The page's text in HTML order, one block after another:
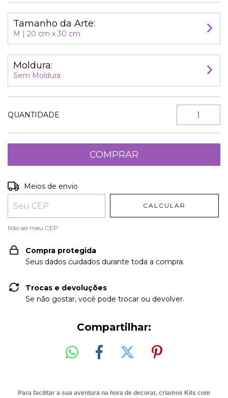
Tamanho da Arte:
M | 20 cm x 30 cm
Moldura:
Sem Moldura
QUANTIDADE
Entregas para o CEP:
Meios de envio
CALCULAR
Não sei meu CEP
Compra protegida
Seus dados cuidados durante toda a compra.
Trocas e devoluções
Se não gostar, você pode trocar ou devolver.
Compartilhar:
Para facilitar a sua aventura na hora de decorar, criamos Kits com